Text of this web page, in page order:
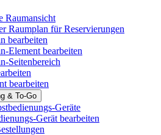
Raumansicht
Raumplan für Reservierungen
bearbeiten
Element bearbeiten
Seitenbereich
bearbeiten
& To-Go
Geräte
Gerät bearbeiten